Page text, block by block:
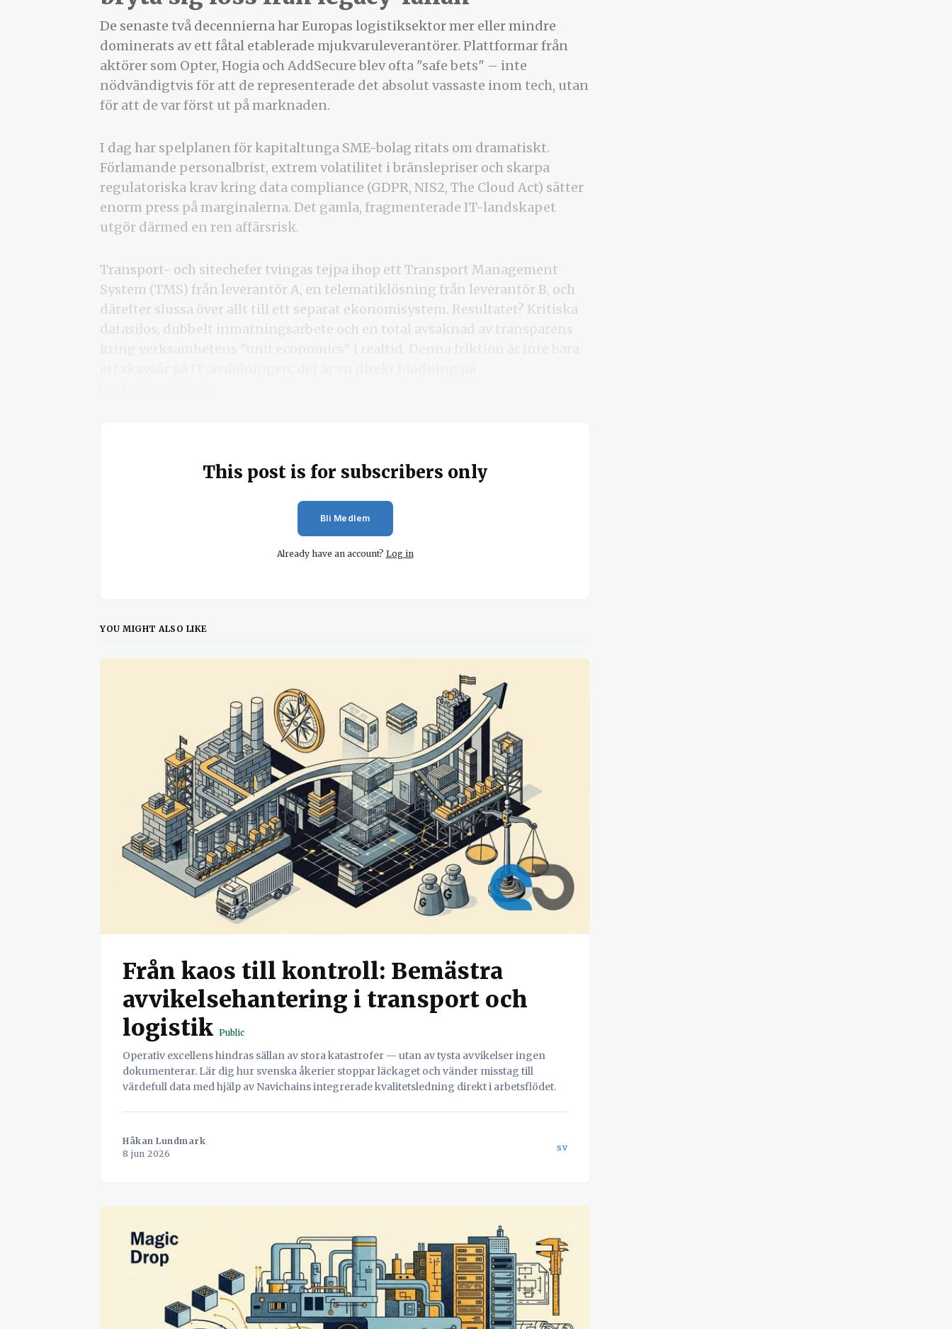
De senaste två decennierna har Europas logistiksektor mer eller mindre
dominerats av ett fåtal etablerade mjukvaruleverantörer. Plattformar från
aktörer som Opter, Hogia och AddSecure blev ofta "safe bets" – inte
nödvändigtvis för att de representerade det absolut vassaste inom tech, utan
för att de var först ut på marknaden.
I dag har spelplanen för kapitaltunga SME-bolag ritats om dramatiskt.
Förlamande personalbrist, extrem volatilitet i bränslepriser och skarpa
regulatoriska krav kring data compliance (GDPR, NIS2, The Cloud Act) sätter
enorm press på marginalerna. Det gamla, fragmenterade IT-landskapet
utgör därmed en ren affärsrisk.
Transport- och sitechefer tvingas tejpa ihop ett Transport Management
System (TMS) från leverantör A, en telematiklösning från leverantör B, och
därefter slussa över allt till ett separat ekonomisystem. Resultatet? Kritiska
datasilos, dubbelt inmatningsarbete och en total avsaknad av transparens
This post is for subscribers only
Bli Medlem
Already have an account? Log in
YOU MIGHT ALSO LIKE
Från kaos till kontroll: Bemästra
avvikelsehantering i transport och
logistik Public
Operativ excellens hindras sällan av stora katastrofer — utan av tysta avvikelser ingen
dokumenterar. Lär dig hur svenska åkerier stoppar läckaget och vänder misstag till
värdefull data med hjälp av Navichains integrerade kvalitetsledning direkt i arbetsflödet.
Håkan Lundmark
8 jun 2026
sv